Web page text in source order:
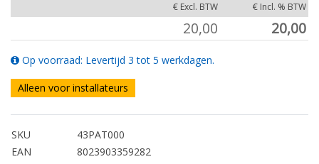
€ Excl. BTW € Incl. % BTW
20,00 20,00
Op voorraad: Levertijd 3 tot 5 werkdagen.
Alleen voor installateurs
SKU
43PAT000
EAN
8023903359282